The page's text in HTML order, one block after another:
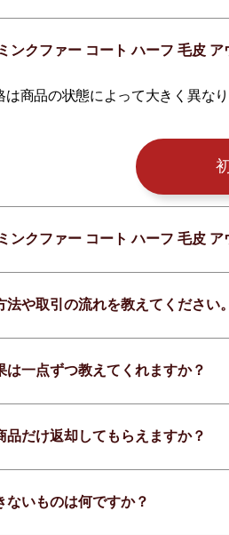
ンクファー コート ハーフ 毛皮
は商品の状態によって大きく異な
ンクファー コート ハーフ 毛皮
法や取引の流れを教えてください。
は一点ずつ教えてくれますか？
品だけ返却してもらえますか？
ないものは何ですか？